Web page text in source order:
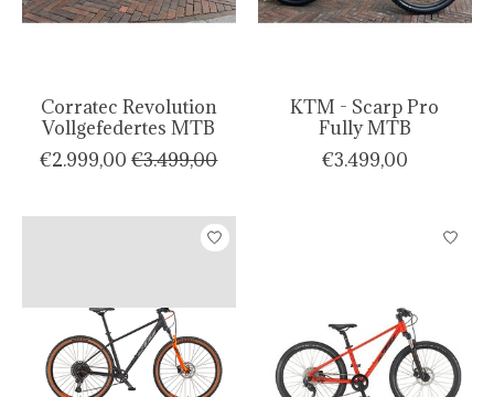
Corratec Revolution
Vollgefedertes MTB
€2.999,00 €3.499,00
KTM - Scarp Pro
Fully MTB
€3.499,00